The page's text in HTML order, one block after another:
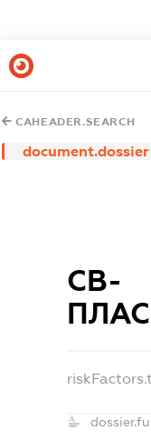
CAHEADER.SEARCH
document.dossier
СВ-